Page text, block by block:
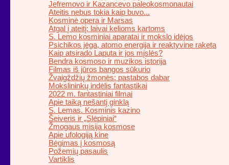
Jefremovo ir Kazancevo paleokosmonautai
Ateitis nebus tokia kaip buvo...
Kosminė opera ir Marsas
Atgal į ateitį: laivai kelioms kartoms
S. Lemo kosminiai aparatai ir mokslo idėjos
Psichikos jėga, atomo energija ir reaktyvine raketa
Kaip atsirado Laputa ir jos mįslės?
Bendra kosmoso ir muzikos istorija
Filmas iš jūros bangos sūkurio
Žvaigždžių žmonės: pastabos dabar
Mokslininkų indėlis fantastikai
2022 m. fantastiniai filmai
Apie taiką nešantį ginklą
S. Lemas. Kosminis kazino
Šeiveris ir „Slėpiniai“
Žmogaus misija kosmose
Apie ufologiją kine
Bėgimas į kosmosą
Požemių pasaulis
Vartiklis